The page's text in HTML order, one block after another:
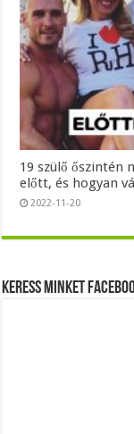
19 szülő őszintén
előtt, és hogyan
2022-11-20
Keress minket